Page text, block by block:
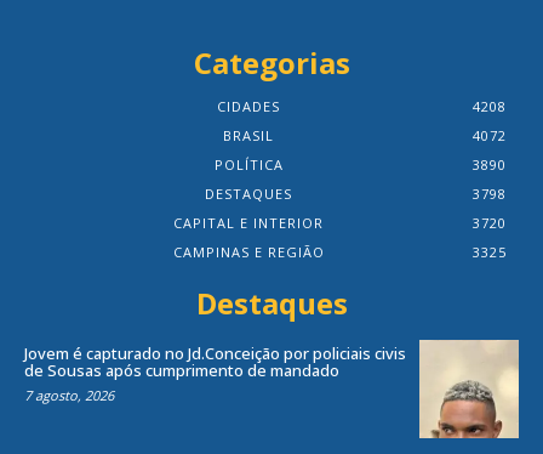
Categorias
CIDADES
4208
BRASIL
4072
POLÍTICA
3890
DESTAQUES
3798
CAPITAL E INTERIOR
3720
CAMPINAS E REGIÃO
3325
Destaques
Jovem é capturado no Jd.Conceição por policiais civis
de Sousas após cumprimento de mandado
7 agosto, 2026